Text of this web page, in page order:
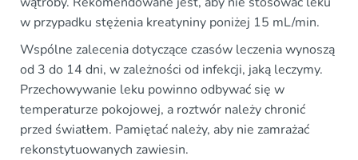
w przypadku stężenia kreatyniny poniżej 15 mL/min.
Wspólne zalecenia dotyczące czasów leczenia wynoszą
od 3 do 14 dni, w zależności od infekcji, jaką leczymy.
Przechowywanie leku powinno odbywać się w
temperaturze pokojowej, a roztwór należy chronić
przed światłem. Pamiętać należy, aby nie zamrażać
rekonstytuowanych zawiesin.